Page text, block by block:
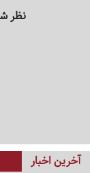
نظر
آخرین اخبار